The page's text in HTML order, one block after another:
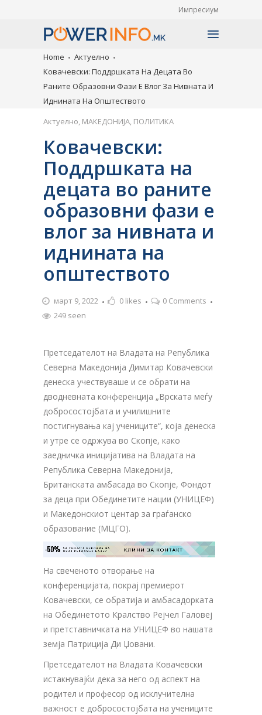
Импресиум
Home
Актуелно
Ковачевски: Поддршката На Децата Во
Раните Образовни Фази Е Влог За Нивната И
Иднината На Општеството
Актуелно, МАКЕДОНИЈА, ПОЛИТИКА
Ковачевски:
Поддршката на
децата во раните
образовни фази е
влог за нивната и
иднината на
општеството
март 9, 2022 0 likes
0 Comments
249 seen
Претседателот на Владата на Република
Северна Македонија Димитар Ковачевски
денеска учествуваше и се обрати на
дводневната конференција „Врската меѓу
добросостојбата и училишните
постигнувања кај учениците“, која денеска
и утре се одржува во Скопје, како
заедничка иницијатива на Владата на
Република Северна Македонија,
Британската амбасада во Скопје, Фондот
за деца при Обединетите нации (УНИЦЕФ)
и Македонскиот центар за граѓанско
образование (МЦГО).
-50% ЗА ТВОЈАТА РЕКЛАМА НА
ОВОЈ РЕКЛАМЕН БАНЕР КЛИНИ ЗА КОНТАКТ
На свеченото отворање на
конференцијата, покрај премиерот
Ковачевски, се обратија и амбасадорката
на Обединетото Кралство Рејчел Галовеј
и претставничката на УНИЦЕФ во нашата
земја Патриција Ди Џовани.
Претседателот на Владата Ковачевски
истакнувајќи дека за него од аспект на
родител и професор од исклучителна
важност е добросостојбата на учениците